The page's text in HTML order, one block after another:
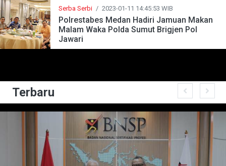
Serba Serbi / 2023-01-11 14:45:53 WIB
Polrestabes Medan Hadiri Jamuan Makan
Malam Waka Polda Sumut Brigjen Pol
Jawari
Terbaru